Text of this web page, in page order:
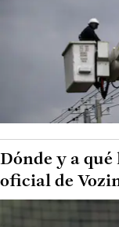
Dónde y a
oficial de